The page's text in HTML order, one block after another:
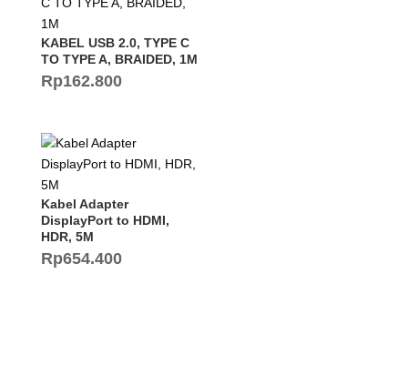
KABEL USB 2.0, TYPE C
TO TYPE A, BRAIDED, 1M
Rp162.800
Kabel Adapter
DisplayPort to HDMI,
HDR, 5M
Rp654.400